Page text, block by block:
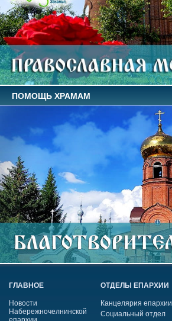
ПОМОЩЬ ХРАМАМ
ГЛАВНОЕ
Новости
Набережночелнинской
ОТДЕЛЫ ЕПАРХИИ
Канцелярия епархии
Социальный отдел